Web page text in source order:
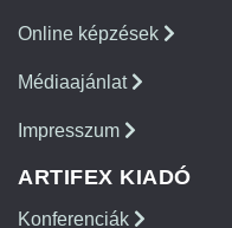
Online képzések
Médiaajánlat
Impresszum
ARTIFEX KIADÓ
Konferenciák